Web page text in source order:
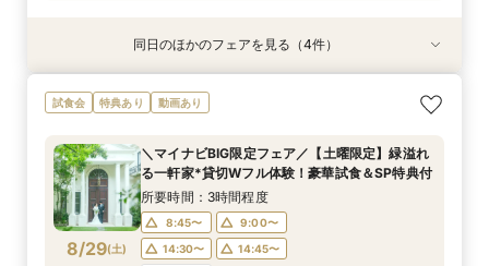
特典あり
8/28( 金)
≪大好評！ペットとの結婚式≫ペットも安心まる
ごと相談*特典付
11:00〜
12:00〜
14:00〜
15:00〜
フェアを予約
特典あり
8/28( 金)
【ガーデン挙式希望の方】都心で叶う海外ウエ
ディング体感×試食
11:00〜
12:00〜
14:00〜
15:00〜
フェアを予約
特典あり
8/28( 金)
初見学でも安心◎「即決なし」アップ額が少ない
新プラン×試食付
11:00〜
12:00〜
14:00〜
15:00〜
フェアを予約
特典あり
8/28( 金)
【料理ランクUP特典付】シェフ渾身和牛コース
試食×料理演出体験
11:00〜
12:00〜
14:00〜
15:00〜
フェアを予約
同日のほかのフェアを見る（4件）
試食会 特典あり 動画あり
8/29(土)
＼マイナビBIG限定フェア／【土曜限定】緑溢れ
る一軒家*貸切Wフル体験！豪華試食＆SP特典付
所要時間：3時間程度
8:45〜
9:00〜
14:30〜
14:45〜